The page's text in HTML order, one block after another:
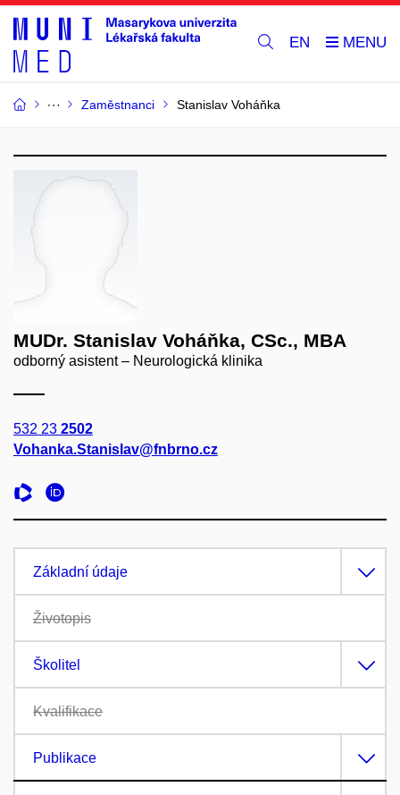
EN
Zaměstnanci Stanislav Voháňka
MUDr. Stanislav Voháňka, CSc., MBA
odborný asistent – Neurologická klinika
532 23 2502
Vohanka.Stanislav@fnbrno.cz
Základní údaje
Životopis
Školitel
Kvalifikace
Publikace